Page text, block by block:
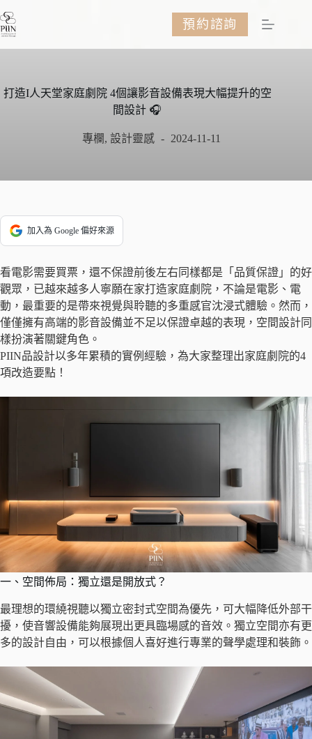
至
容
預約諮詢
打造I人天堂家庭劇院 4個讓影音設備表現大幅提升的空
間設計 🎧
專欄, 設計靈感 2024-11-11
加入為 Google 偏好來源
看電影需要買票，還不保證前後左右同樣都是「品質保證」的好
觀眾，已越來越多人寧願在家打造家庭劇院，不論是電影、電
動，最重要的是帶來視覺與聆聽的多重感官沈浸式體驗。然而，
僅僅擁有高端的影音設備並不足以保證卓越的表現，空間設計同
樣扮演著關鍵角色。
PIIN品設計以多年累積的實例經驗，為大家整理出家庭劇院的4
項改造要點！
一、空間佈局：獨立還是開放式？
最理想的環繞視聽以獨立密封式空間為優先，可大幅降低外部干
擾，使音響設備能夠展現出更具臨場感的音效。獨立空間亦有更
多的設計自由，可以根據個人喜好進行專業的聲學處理和裝飾。